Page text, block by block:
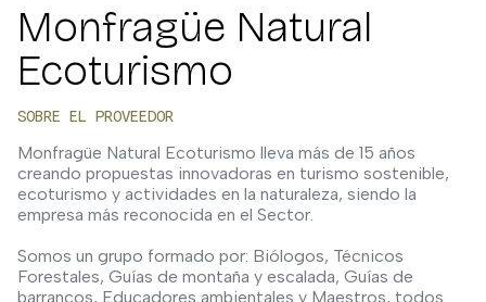
Monfragüe Natural
Ecoturismo
SOBRE EL PROVEEDOR
Monfragüe Natural Ecoturismo lleva más de 15 años
creando propuestas innovadoras en turismo sostenible,
ecoturismo y actividades en la naturaleza, siendo la
empresa más reconocida en el Sector.
Somos un grupo formado por: Biólogos, Técnicos
Forestales, Guías de montaña y escalada, Guías de
barrancos, Educadores ambientales y Maestros, todos